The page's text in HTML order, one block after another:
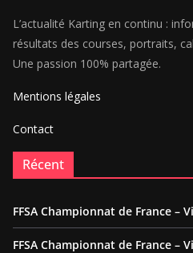
L’actualité Karting en continu :
résultats des courses, portraits,
Une passion 100% partagée.
Mentions légales
Contact
Récent
FFSA Championnat de France –
FFSA Championnat de France –